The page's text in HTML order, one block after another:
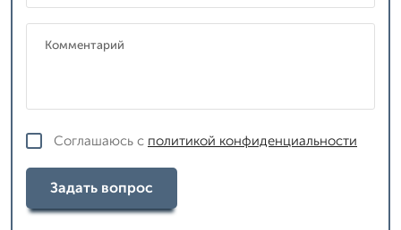
Соглашаюсь с политикой конфиденциальности
Задать вопрос